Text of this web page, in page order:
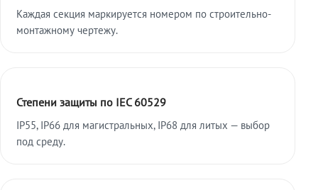
Каждая секция маркируется номером по строительно-
монтажному чертежу.
Степени защиты по IEC 60529
IP55, IP66 для магистральных, IP68 для литых — выбор
под среду.